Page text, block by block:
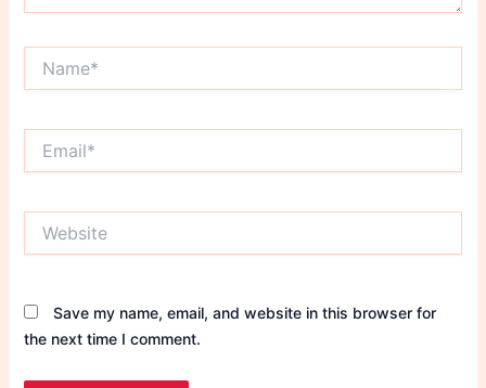
Save my name, email, and website in this browser for
the next time I comment.